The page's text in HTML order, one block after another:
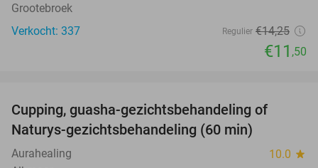
Grootebroek
Verkocht: 337
Regulier €14,25
€11 ,50
Cupping, guasha-gezichtsbehandeling of
Naturys-gezichtsbehandeling (60 min)
Aurahealing 10.0 star